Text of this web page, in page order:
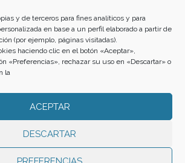
y de terceros para fines analíticos y para
en base a un perfil elaborado a partir de
(por ejemplo, páginas visitadas).
haciendo clic en el botón «Aceptar»,
«Preferencias», rechazar su uso en «Descartar» o
la
ACEPTAR
DESCARTAR
de todo Sant Andreu
8
Sant Andreu. 08030 Barcelona
AVISO LEGAL|POLÍTICA DE PRIVACIDAD
San Andrés i Oriol L. Rubio. Home: Luis
Álvarez Marra.